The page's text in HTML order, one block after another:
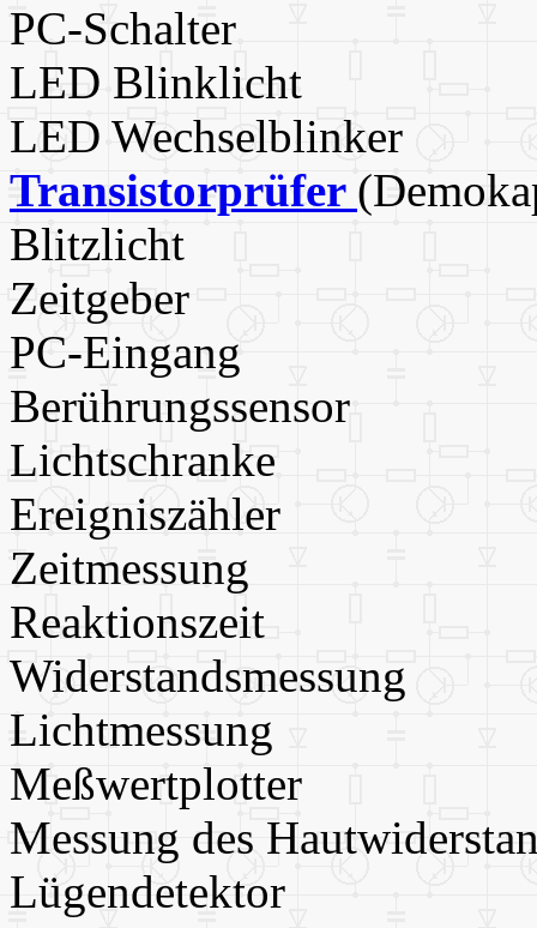
PC-Schalter
LED Blinklicht
LED Wechselblinker
Transistorprüfer
Blitzlicht
Zeitgeber
PC-Eingang
Berührungssensor
Lichtschranke
Ereigniszähler
Zeitmessung
Reaktionszeit
Widerstandsmessung
Lichtmessung
Meßwertplotter
Messung des
Lügendetektor